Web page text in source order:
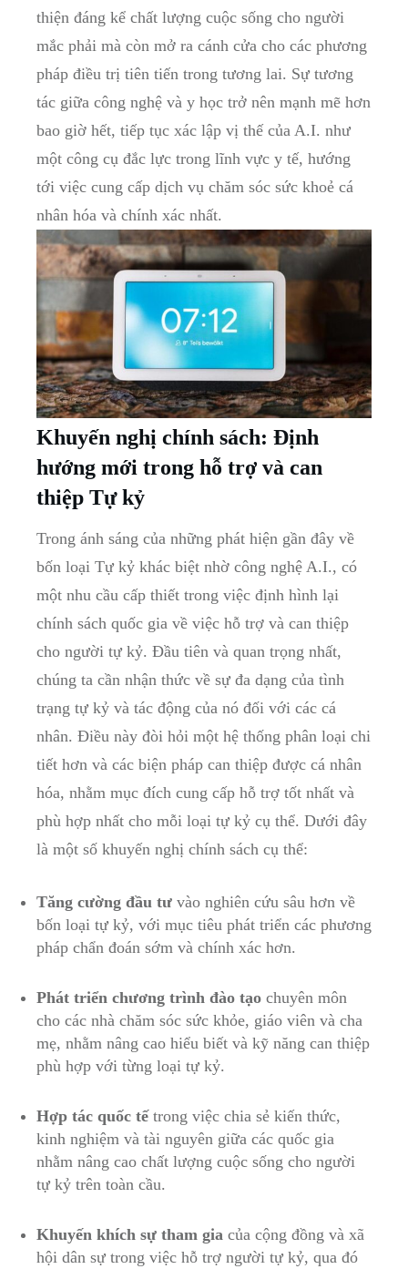
thiện đáng kể chất lượng cuộc sống cho người
mắc phải mà còn mở ra cánh⁤ cửa ⁤cho các phương
pháp điều trị tiên ‌tiến trong tương lai. Sự tương
tác giữa⁤ công nghệ và y học trở nên mạnh ‍mẽ hơn​
bao giờ hết, ⁣tiếp tục xác lập vị ‍thế của A.I. như
một công cụ đắc ⁢lực trong⁤ lĩnh vực ⁢y tế, hướng
tới việc cung cấp dịch vụ chăm sóc sức khoẻ cá
nhân hóa⁣ và chính xác nhất.
Khuyến nghị chính sách:​ Định
hướng mới ⁢trong⁤ hỗ​ trợ và ⁣can
thiệp ‍Tự kỷ
Trong ánh sáng của những phát hiện ⁤gần đây về
bốn loại Tự kỷ khác biệt nhờ ‌công nghệ A.I., có
một nhu cầu cấp thiết trong việc ⁢định hình⁣ lại
chính sách‍ quốc gia ⁢về việc hỗ trợ và can thiệp
cho ‍người ⁤tự kỷ. Đầu tiên⁤ và quan ‌trọng nhất,
chúng ta cần nhận thức​ về ⁣sự đa dạng của tình
trạng tự kỷ⁤ và tác‍ động của nó đối với các cá
nhân. Điều này đòi hỏi ‍một hệ thống phân loại chi
tiết hơn và các biện pháp can‌ thiệp⁤ được cá⁤ nhân
hóa, nhằm mục‌ đích cung cấp hỗ trợ‌ tốt‌ nhất và
phù hợp nhất cho mỗi loại tự ‌kỷ cụ thể. Dưới ⁣đây
là một số ⁤khuyến nghị chính⁤ sách cụ thể:
Tăng⁣ cường đầu tư vào ‌nghiên cứu sâu hơn‌ về
bốn ​loại tự kỷ, với⁢ mục tiêu phát triển các‌ phương
pháp chẩn đoán sớm và chính xác hơn.
Phát ⁤triển chương trình ‍đào tạo chuyên môn
cho các nhà chăm sóc sức khỏe,⁤ giáo viên và cha
mẹ, nhằm nâng cao hiểu biết và kỹ năng can thiệp
phù hợp với từng loại ‍tự kỷ.
Hợp tác‌ quốc tếtrong việc chia sẻ kiến thức,
kinh nghiệm ‍và tài nguyên giữa các quốc ⁣gia⁢
nhằm nâng cao chất lượng cuộc sống cho người‍
tự ‍kỷ trên toàn ‍cầu.
Khuyến khích ⁢sự tham gia của cộng đồng và xã
hội dân sự trong việc ​hỗ trợ người ⁤tự ⁢kỷ, qua‌ đó‌